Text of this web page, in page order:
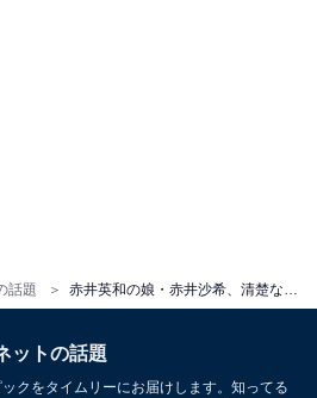
話題
ットの話題
クをタイムリーにお届けします。知ってる